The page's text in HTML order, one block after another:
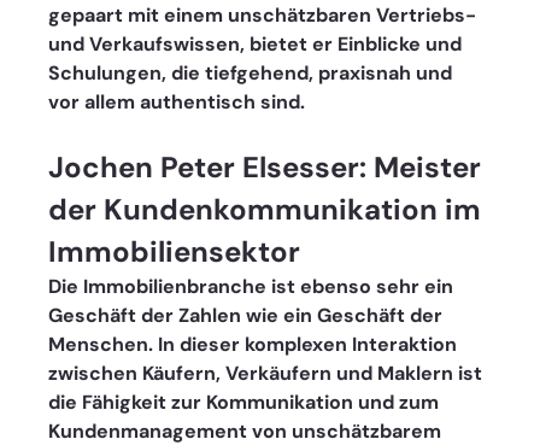
gepaart mit einem unschätzbaren Vertriebs-
und Verkaufswissen, bietet er Einblicke und
Schulungen, die tiefgehend, praxisnah und
vor allem authentisch sind.
Jochen Peter Elsesser: Meister
der Kundenkommunikation im
Immobiliensektor
Die Immobilienbranche ist ebenso sehr ein
Geschäft der Zahlen wie ein Geschäft der
Menschen. In dieser komplexen Interaktion
zwischen Käufern, Verkäufern und Maklern ist
die Fähigkeit zur Kommunikation und zum
Kundenmanagement von unschätzbarem